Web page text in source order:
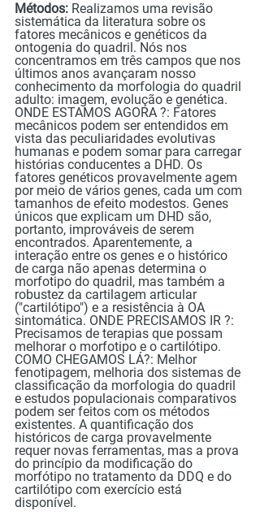
Métodos: Realizamos uma revisão
sistemática da literatura sobre os
fatores mecânicos e genéticos da
ontogenia do quadril. Nós nos
concentramos em três campos que nos
últimos anos avançaram nosso
conhecimento da morfologia do quadril
adulto: imagem, evolução e genética.
ONDE ESTAMOS AGORA ?: Fatores
mecânicos podem ser entendidos em
vista das peculiaridades evolutivas
humanas e podem somar para carregar
histórias conducentes a DHD. Os
fatores genéticos provavelmente agem
por meio de vários genes, cada um com
tamanhos de efeito modestos. Genes
únicos que explicam um DHD são,
portanto, improváveis ​​de serem
encontrados. Aparentemente, a
interação entre os genes e o histórico
de carga não apenas determina o
morfotipo do quadril, mas também a
robustez da cartilagem articular
("cartilótipo") e a resistência à OA
sintomática. ONDE PRECISAMOS IR ?:
Precisamos de terapias que possam
melhorar o morfotipo e o cartilótipo.
COMO CHEGAMOS LÁ?: Melhor
fenotipagem, melhoria dos sistemas de
classificação da morfologia do quadril
e estudos populacionais comparativos
podem ser feitos com os métodos
existentes. A quantificação dos
históricos de carga provavelmente
requer novas ferramentas, mas a prova
do princípio da modificação do
morfótipo no tratamento da DDQ e do
cartilótipo com exercício está
disponível.